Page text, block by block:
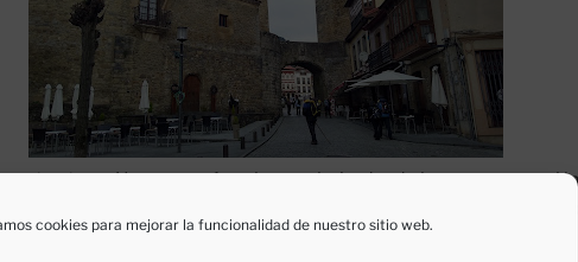
cookies para mejorar la funcionalidad de nuestro sitio web.
esta etapa. Un poco más sube que baja, desde luego, porque el
castaños, sube entre otros árboles, sube por el pequeño valle